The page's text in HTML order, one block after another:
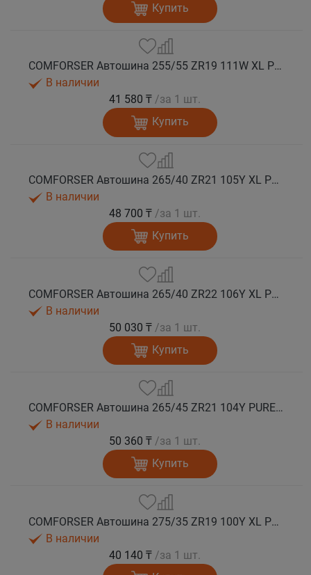
Купить
COMFORSER Автошина 255/55 ZR19 111W XL PURESPEED лето
В наличии
41 580 ₸ /за 1 шт.
Купить
COMFORSER Автошина 265/40 ZR21 105Y XL PURESPEED лето
В наличии
48 700 ₸ /за 1 шт.
Купить
COMFORSER Автошина 265/40 ZR22 106Y XL PURESPEED лето
В наличии
50 030 ₸ /за 1 шт.
Купить
COMFORSER Автошина 265/45 ZR21 104Y PURESPEED лето
В наличии
50 360 ₸ /за 1 шт.
Купить
COMFORSER Автошина 275/35 ZR19 100Y XL PURESPEED лето
В наличии
40 140 ₸ /за 1 шт.